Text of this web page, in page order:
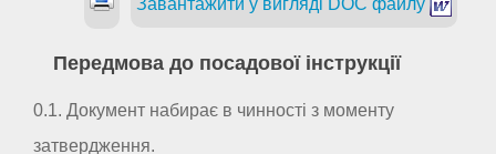
Завантажити у вигляді DOC файлу
Передмова до посадової інструкції
0.1. Документ набирає в чинності з моменту
затвердження.